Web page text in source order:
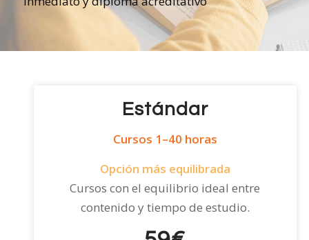
Estándar
Cursos 1–40 horas
Opción más equilibrada
Cursos con el equilibrio ideal entre
contenido y tiempo de estudio.